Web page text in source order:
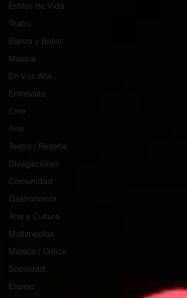
Estilos de Vida
Teatro
Danza y Ballet
Música
En Voz Alta...
Entrevista
Cine
Arte
Teatro / Reseña
Divagaciones
Comunidad
Gastronomía
Arte y Cultura
Multimedios
Música / Crítica
Sociedad
Espejo